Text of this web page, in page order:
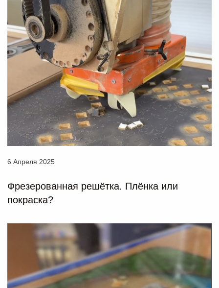
6 Апреля 2025
Фрезерованная решётка. Плёнка или
покраска?